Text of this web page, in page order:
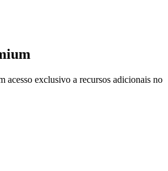
acesso exclusivo a recursos adicionais no